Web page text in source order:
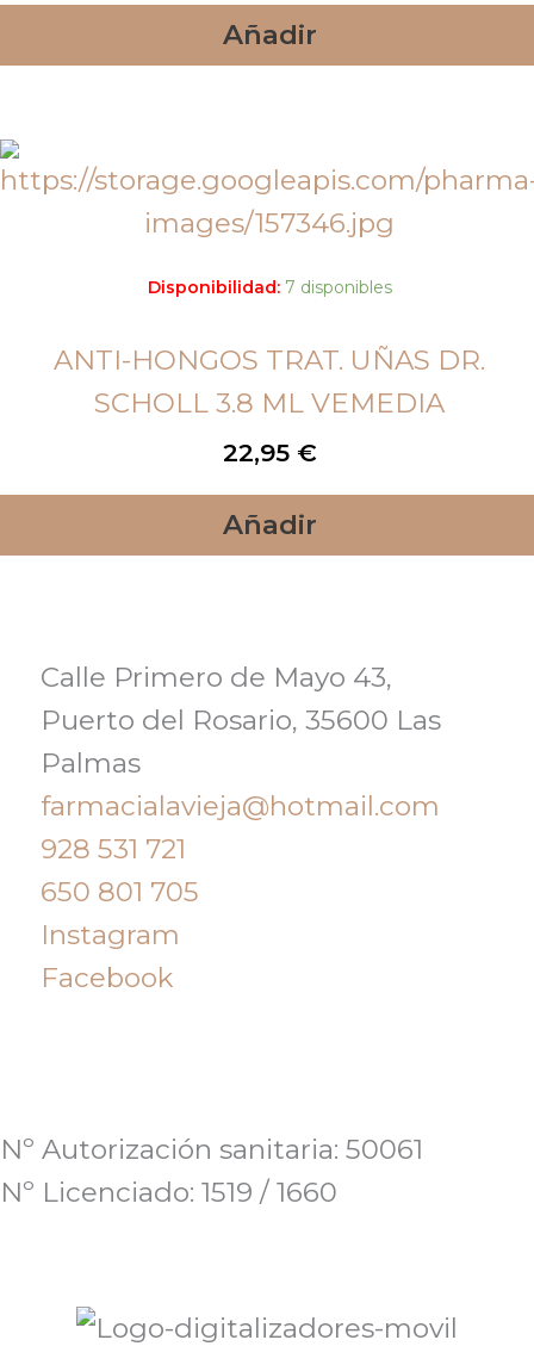
Añadir
Disponibilidad: 7 disponibles
ANTI-HONGOS TRAT. UÑAS DR.
SCHOLL 3.8 ML VEMEDIA
22,95 €
Añadir
Calle Primero de Mayo 43,
Puerto del Rosario, 35600 Las
Palmas
farmacialavieja@hotmail.com
928 531 721
650 801 705
Instagram
Facebook
Nº Autorización sanitaria: 50061
Nº Licenciado: 1519 / 1660